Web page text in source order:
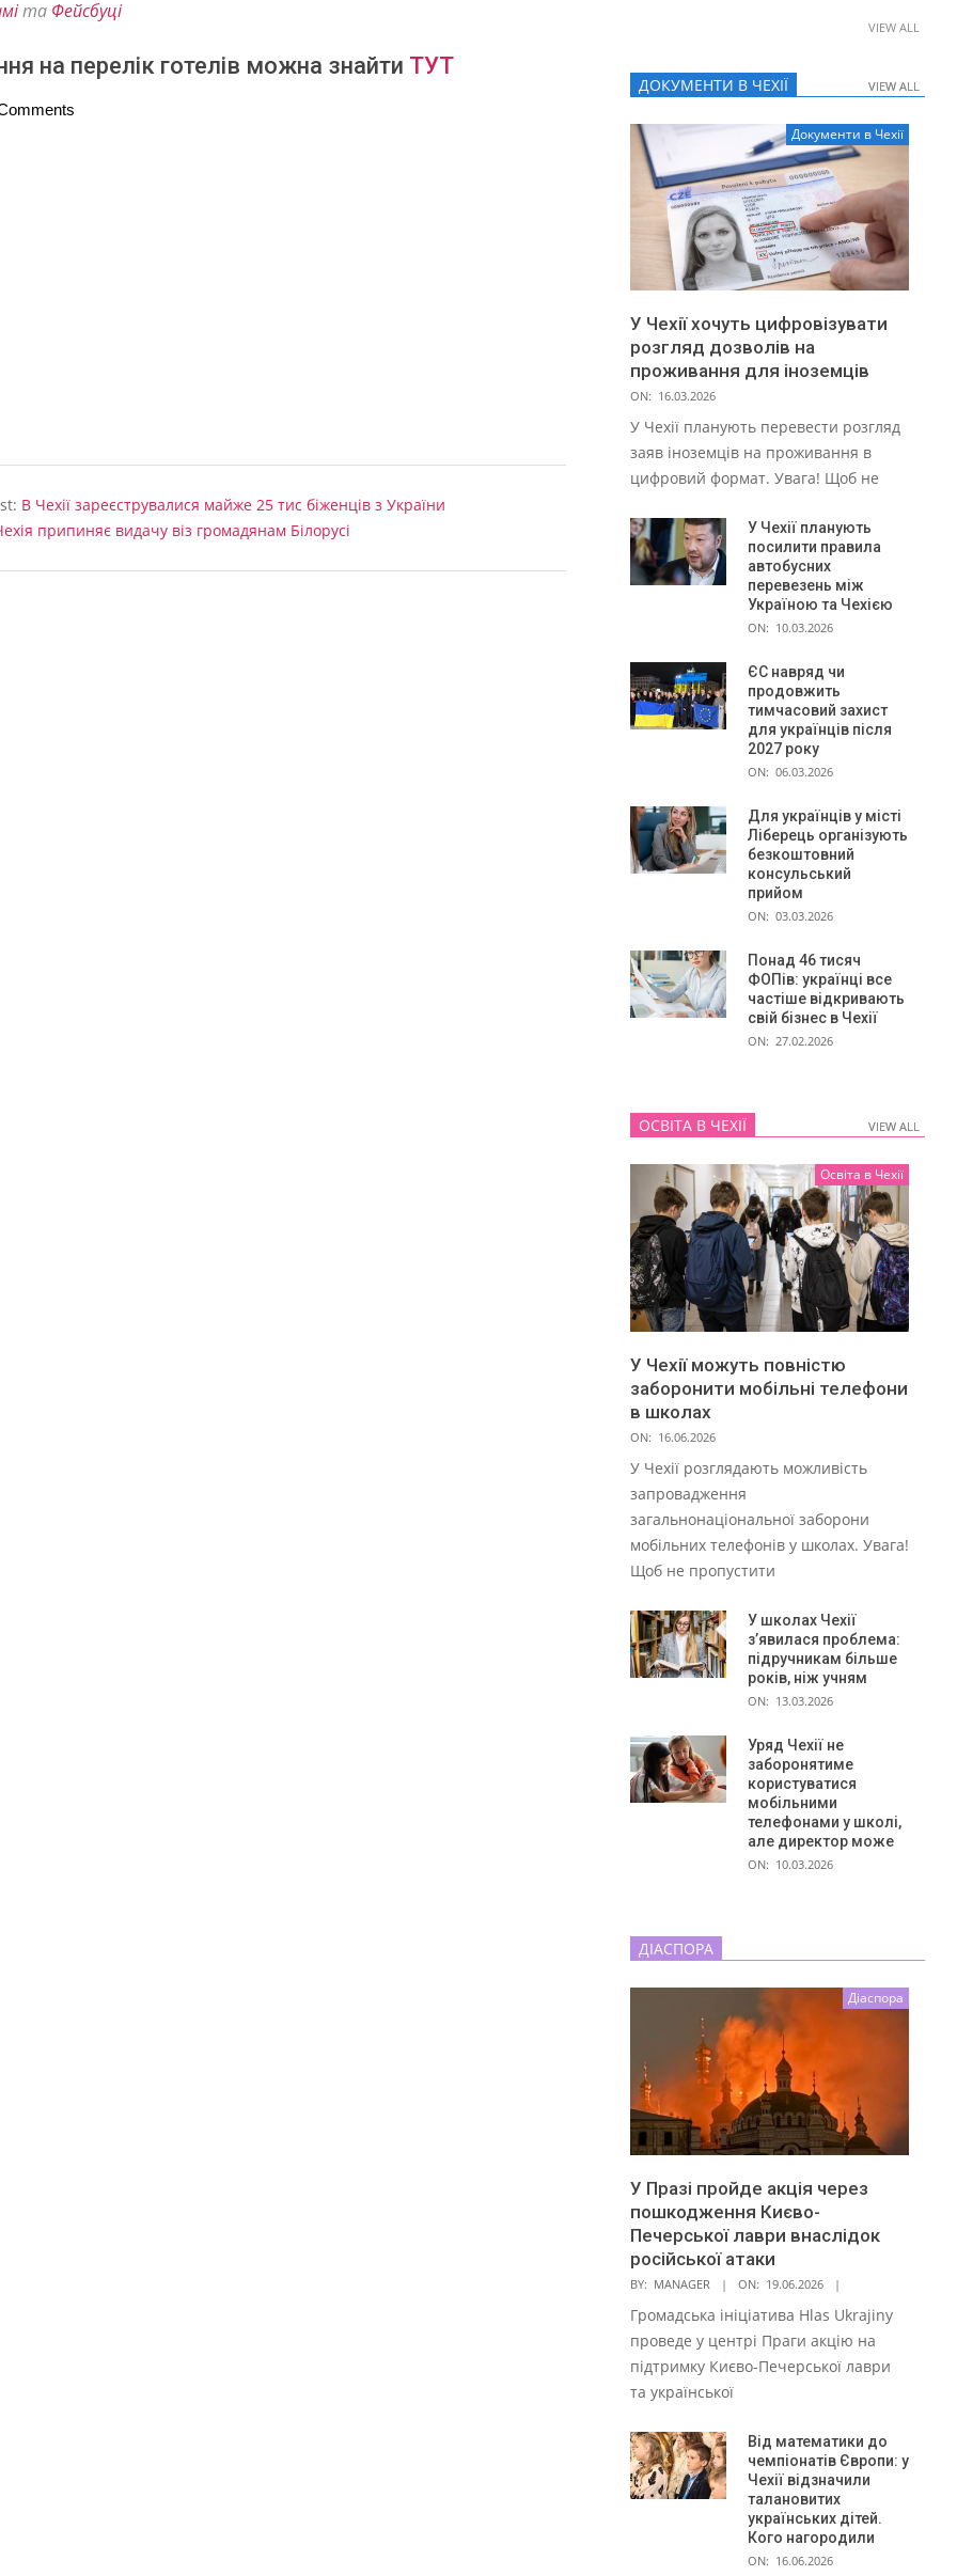
та Фейсбуці
на перелік готелів можна знайти ТУТ
В Чехії зареєструвалися майже 25 тис біженців з України
припиняє видачу віз громадянам Білорусі
VIEW ALL
ДОКУМЕНТИ В ЧЕХІЇ VIEW ALL
Документи в Чехії
У Чехії хочуть цифровізувати
розгляд дозволів на
проживання для іноземців
ON: 16.03.2026
У Чехії планують перевести розгляд
заяв іноземців на проживання в
цифровий формат. Увага! Щоб не
У Чехії планують
посилити правила
автобусних
перевезень між
Україною та Чехією
ON: 10.03.2026
ЄС навряд чи
продовжить
тимчасовий захист
для українців після
2027 року
ON: 06.03.2026
Для українців у місті
Ліберець організують
безкоштовний
консульський
прийом
ON: 03.03.2026
Понад 46 тисяч
ФОПів: українці все
частіше відкривають
свій бізнес в Чехії
ON: 27.02.2026
VIEW ALL
ОСВІТА В ЧЕХІЇ VIEW ALL
Освіта в Чехії
У Чехії можуть повністю
заборонити мобільні телефони
в школах
ON: 16.06.2026
У Чехії розглядають можливість
запровадження
загальнонаціональної заборони
мобільних телефонів у школах. Увага!
Щоб не пропустити
У школах Чехії
з’явилася проблема:
підручникам більше
років, ніж учням
ON: 13.03.2026
Уряд Чехії не
заборонятиме
користуватися
мобільними
телефонами у школі,
але директор може
ON: 10.03.2026
VIEW ALL
ДІАСПОРА
Діаспора
У Празі пройде акція через
пошкодження Києво-
Печерської лаври внаслідок
російської атаки
BY: MANAGER ON: 19.06.2026
Громадська ініціатива Hlas Ukrajiny
проведе у центрі Праги акцію на
підтримку Києво-Печерської лаври
та української
Від математики до
чемпіонатів Європи: у
Чехії відзначили
талановитих
українських дітей.
Кого нагородили
ON: 16.06.2026